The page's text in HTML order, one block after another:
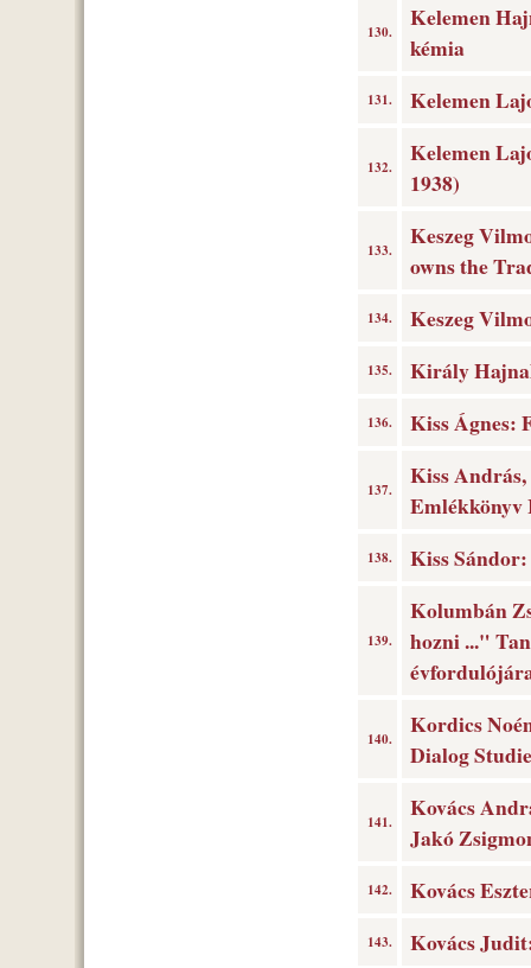
130.
Kelemen
kémia
131. Kelemen
132.
Kelemen
1938)
133.
Keszeg
owns the
134. Keszeg
135. Király
136. Kiss Ágnes:
137.
Kiss András,
Emlékkönyv
138. Kiss
139.
Kolumbán
hozni ..."
140.
Kordics
Dialog
141.
Kovács
Jakó
142. Kovács
143. Kovács